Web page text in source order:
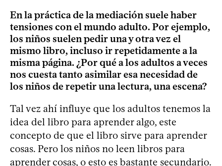
En la práctica de la mediación suele haber
tensiones con el mundo adulto. Por ejemplo,
los niños suelen pedir una y otra vez el
mismo libro, incluso ir repetidamente a la
misma página. ¿Por qué a los adultos a veces
nos cuesta tanto asimilar esa necesidad de
los niños de repetir una lectura, una escena?
Tal vez ahí influye que los adultos tenemos la
idea del libro para aprender algo, este
concepto de que el libro sirve para aprender
cosas. Pero los niños no leen libros para
aprender cosas, o esto es bastante secundario.